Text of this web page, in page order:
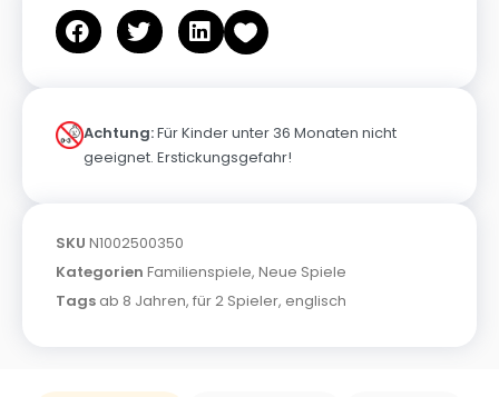
Achtung:Für Kinder unter 36 Monaten nicht
geeignet. Erstickungsgefahr!
SKU N1002500350
Kategorien Familienspiele, Neue Spiele
Tags ab 8 Jahren, für 2 Spieler, englisch